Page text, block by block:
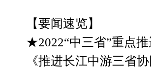
【要闻速览】
★2022“中三省”重点
《推进长江中游三省